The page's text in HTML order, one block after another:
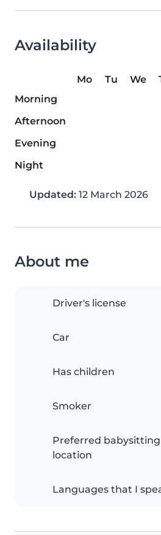
Availability
Mo Tu We
Morning
Afternoon
Evening
Night
Updated: 12 March 2026
About me
Driver's license
Car
Has children
Smoker
Preferred babysitting
location
Languages that I